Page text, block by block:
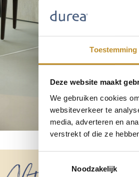
Toestemming
Deze website maakt
We gebruiken cookies
websiteverkeer te
media, adverteren en
verstrekt of die ze
Noodzakelijk